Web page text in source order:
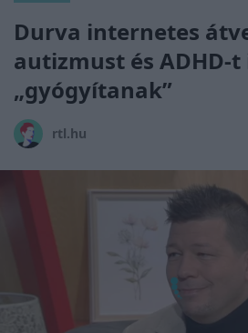
Durva internetes
autizmust és ADHD-t
„gyógyítanak”
rtl.hu